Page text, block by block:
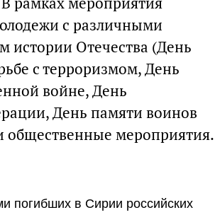
с различными
истории Отечества (День
с терроризмом, День
войне, День
День памяти воинов
общественные мероприятия.
погибших в Сирии российских